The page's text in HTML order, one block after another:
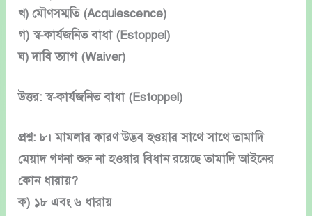
খ) মৌণসম্মতি (Acquiescence)
গ) স্ব-কার্যজনিত বাধা (Estoppel)
ঘ) দাবি ত্যাগ (Waiver)
উত্তর: স্ব-কার্যজনিত বাধা (Estoppel)
প্রশ্ন: ৮। মামলার কারণ উদ্ভব হওয়ার সাথে সাথে তামাদি
মেয়াদ গণনা শুরু না হওয়ার বিধান রয়েছে তামাদি আইনের
কোন ধারায়?
ক) ১৮ এবং ৬ ধারায়